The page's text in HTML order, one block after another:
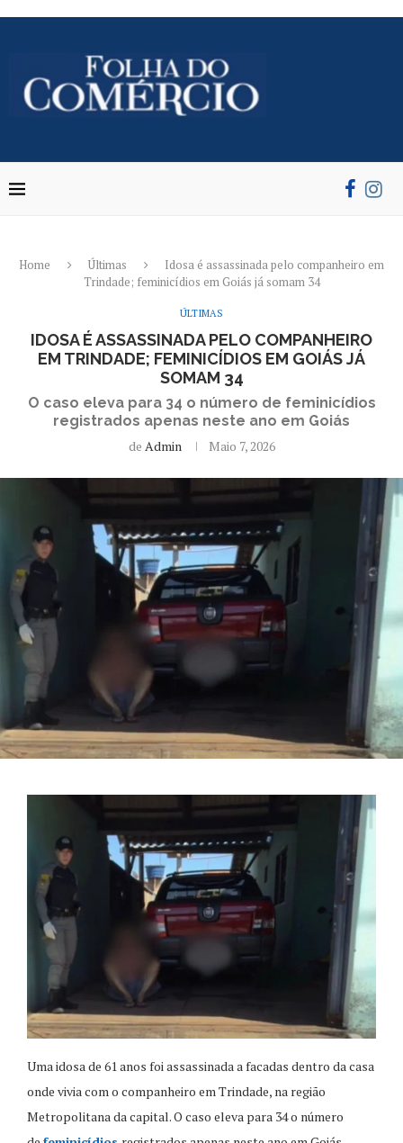
Home Últimas
Idosa é assassinada pelo companheiro em
Trindade; feminicídios em Goiás já somam 34
ÚLTIMAS
IDOSA É ASSASSINADA PELO COMPANHEIRO
EM TRINDADE; FEMINICÍDIOS EM GOIÁS JÁ
SOMAM 34
O caso eleva para 34 o número de feminicídios
registrados apenas neste ano em Goiás
de Admin Maio 7, 2026
Uma idosa de 61 anos foi assassinada a facadas dentro da casa
onde vivia com o companheiro em Trindade, na região
Metropolitana da capital. O caso eleva para 34 o número